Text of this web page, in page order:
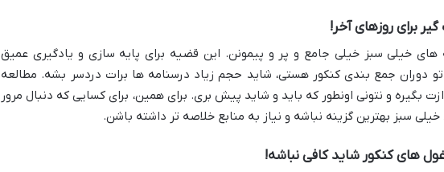
برای روزهای آخر!
های خیلی سبز خیلی جامع و پر و پیمونن. این قضیه برای پایه سازی و یادگیری عمیق
تو دوران جمع بندی کنکور هستی، شاید حجم زیاد درسنامه ها برات دردسر بشه. مطالعه
بگیره و نتونی اونطور که باید و شاید پیش بری. برای همین، برای کسایی که دنبال مرور
سبز بهترین گزینه نباشه و نیاز به منابع خلاصه تر داشته باشن.
های کنکور شاید کافی نباشه!